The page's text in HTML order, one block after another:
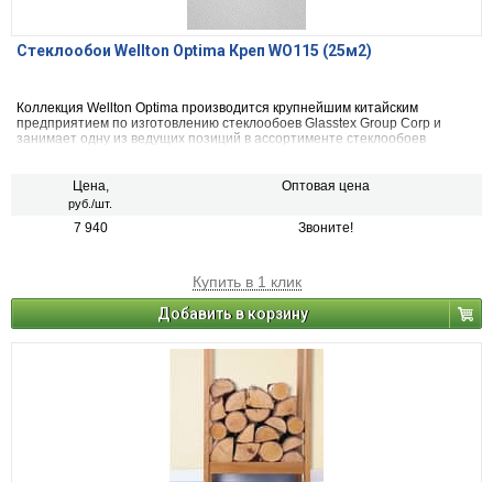
Стеклообои Wellton Optima Креп WO115 (25м2)
Коллекция Wellton Optima производится крупнейшим китайским
предприятием по изготовлению стеклообоев Glasstex Group Corp и
занимает одну из ведущих позиций в ассортименте стеклообоев
Цена,
руб./шт.
Оптовая цена
7 940 Звоните!
Купить в 1 клик
Добавить в корзину